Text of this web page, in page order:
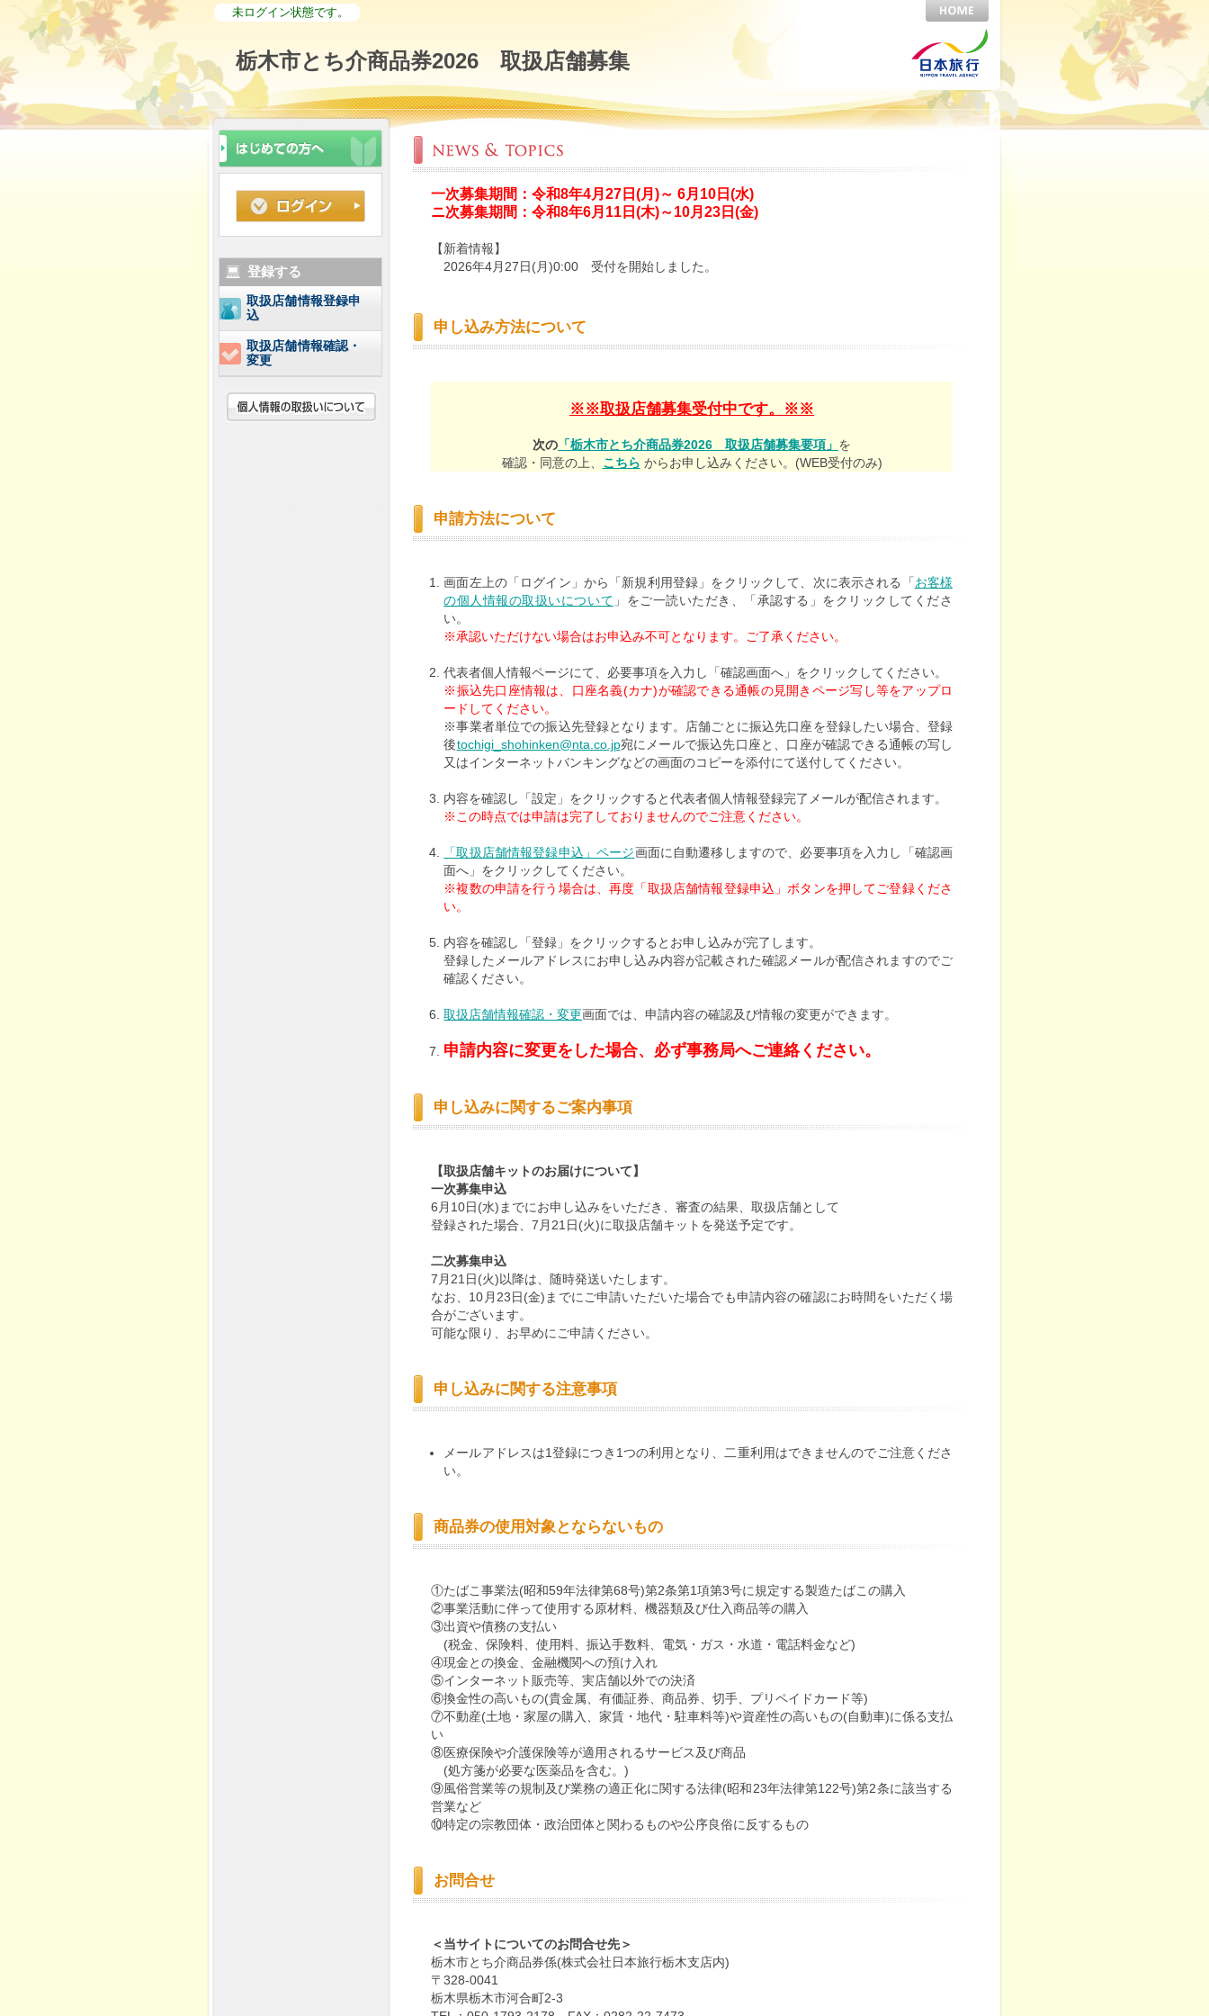
未ログイン状態です。
栃木市とち介商品券2026 取扱店舗募集
登録する
取扱店舗情報登録申
込
取扱店舗情報確認・
変更
一次募集期間：令和8年4月27日(月)～ 6月10日(水)
ニ次募集期間：令和8年6月11日(木)～10月23日(金)
【新着情報】
2026年4月27日(月)0:00 受付を開始しました。
申し込み方法について
※※取扱店舗募集受付中です。※※
次の 「栃木市とち介商品券2026 取扱店舗募集要項」 を
確認・同意の上、 こちら からお申し込みください。(WEB受付のみ)
申請方法について
画面左上の「ログイン」から「新規利用登録」をクリックして、次に表示される「お客様
の個人情報の取扱いについて 」をご一読いただき、「承認する」をクリックしてくださ
い。
※承認いただけない場合はお申込み不可となります。ご了承ください。
代表者個人情報ページにて、必要事項を入力し「確認画面へ」をクリックしてください。
※振込先口座情報は、口座名義(カナ)が確認できる通帳の見開きページ写し等をアップロ
ードしてください。
※事業者単位での振込先登録となります。店舗ごとに振込先口座を登録したい場合、登録
後tochigi_shohinken@nta.co.jp宛にメールで振込先口座と、口座が確認できる通帳の写し
又はインターネットバンキングなどの画面のコピーを添付にて送付してください。
内容を確認し「設定」をクリックすると代表者個人情報登録完了メールが配信されます。
※この時点では申請は完了しておりませんのでご注意ください。
「取扱店舗情報登録申込」ページ画面に自動遷移しますので、必要事項を入力し「確認画
面へ」をクリックしてください。
※複数の申請を行う場合は、再度「取扱店舗情報登録申込」ボタンを押してご登録くださ
い。
内容を確認し「登録」をクリックするとお申し込みが完了します。
登録したメールアドレスにお申し込み内容が記載された確認メールが配信されますのでご
確認ください。
取扱店舗情報確認・変更画面では、申請内容の確認及び情報の変更ができます。
申請内容に変更をした場合、必ず事務局へご連絡ください。
申し込みに関するご案内事項
【取扱店舗キットのお届けについて】
一次募集申込
6月10日(水)までにお申し込みをいただき、審査の結果、取扱店舗として
登録された場合、7月21日(火)に取扱店舗キットを発送予定です。
二次募集申込
7月21日(火)以降は、随時発送いたします。
なお、10月23日(金)までにご申請いただいた場合でも申請内容の確認にお時間をいただく場
合がございます。
可能な限り、お早めにご申請ください。
申し込みに関する注意事項
メールアドレスは1登録につき1つの利用となり、二重利用はできませんのでご注意くださ
い。
商品券の使用対象とならないもの
①たばこ事業法(昭和59年法律第68号)第2条第1項第3号に規定する製造たばこの購入
②事業活動に伴って使用する原材料、機器類及び仕入商品等の購入
③出資や債務の支払い
(税金、保険料、使用料、振込手数料、電気・ガス・水道・電話料金など)
④現金との換金、金融機関への預け入れ
⑤インターネット販売等、実店舗以外での決済
⑥換金性の高いもの(貴金属、有価証券、商品券、切手、プリペイドカード等)
⑦不動産(土地・家屋の購入、家賃・地代・駐車料等)や資産性の高いもの(自動車)に係る支払
い
⑧医療保険や介護保険等が適用されるサービス及び商品
(処方箋が必要な医薬品を含む。)
⑨風俗営業等の規制及び業務の適正化に関する法律(昭和23年法律第122号)第2条に該当する
営業など
⑩特定の宗教団体・政治団体と関わるものや公序良俗に反するもの
お問合せ
＜当サイトについてのお問合せ先＞
栃木市とち介商品券係(株式会社日本旅行栃木支店内)
〒328-0041
栃木県栃木市河合町2-3